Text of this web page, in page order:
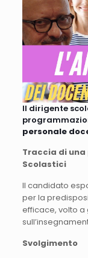
Il dirigente
personale
Traccia di
Scolastici
Il candidato
per la
efficace, volto
Svolgimento